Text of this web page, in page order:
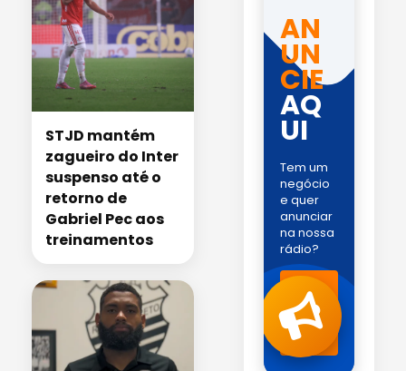
STJD mantém
zagueiro do Inter
suspenso até o
retorno de
Gabriel Pec aos
treinamentos
AN
UN
CIE
AQ
UI
Tem um
negócio
e quer
anunciar
na nossa
rádio?
Fale
com
a
gente
!